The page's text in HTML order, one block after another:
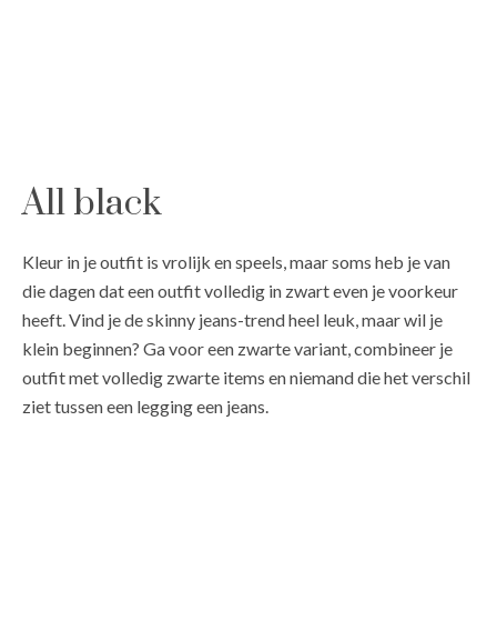
All black
Kleur in je outfit is vrolijk en speels, maar soms heb je van
die dagen dat een outfit volledig in zwart even je voorkeur
heeft. Vind je de skinny jeans-trend heel leuk, maar wil je
klein beginnen? Ga voor een zwarte variant, combineer je
outfit met volledig zwarte items en niemand die het verschil
ziet tussen een legging een jeans.